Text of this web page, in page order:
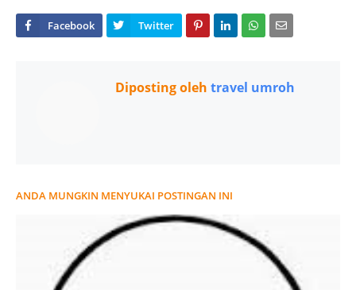
Diposting oleh travel umroh
ANDA MUNGKIN MENYUKAI POSTINGAN INI